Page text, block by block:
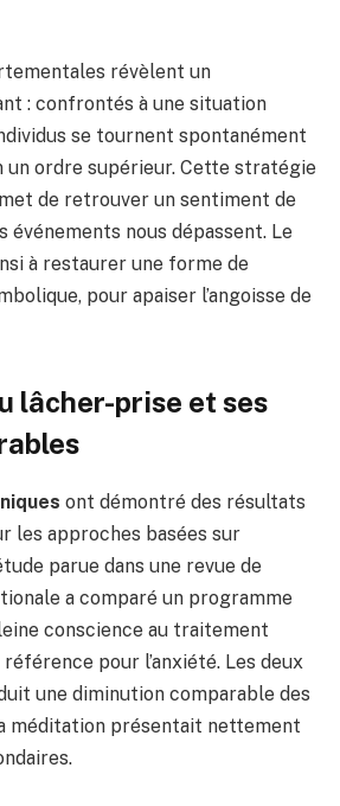
révèlent un
: confrontés à une situation
se tournent spontanément
un ordre supérieur. Cette stratégie
de retrouver un sentiment de
nous dépassent. Le
à restaurer une forme de
pour apaiser l’angoisse de
lâcher-prise et ses
ont démontré des résultats
les approches basées sur
parue dans une revue de
a comparé un programme
conscience au traitement
pour l’anxiété. Les deux
une diminution comparable des
méditation présentait nettement